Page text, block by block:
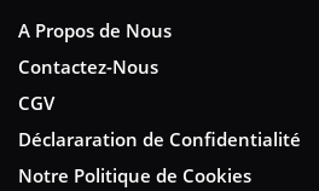
A Propos de Nous
Contactez-Nous
CGV
Déclararation de Confidentialité
Notre Politique de Cookies